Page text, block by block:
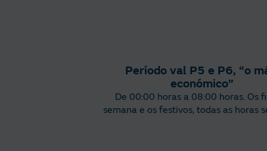
Período val P5 e P6, “o
económico”
De 00:00 horas a 08:00 horas. Os
semana e os festivos, todas as horas